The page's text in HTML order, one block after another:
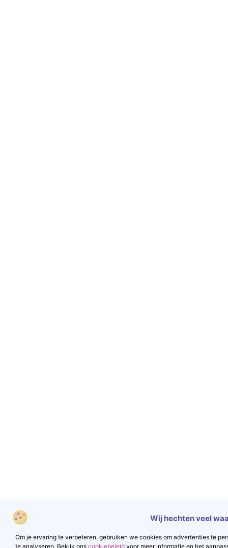
Wij hechten veel
Om je ervaring te verbeteren, gebruiken we cookies om advertenties te
te analyseren. Bekijk ons cookiebeleid voor meer informatie en het